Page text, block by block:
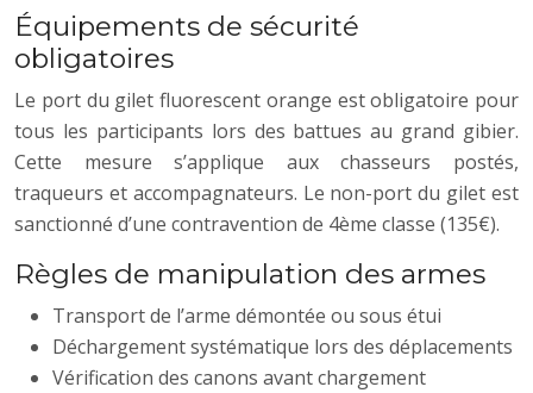
Équipements de sécurité
obligatoires
Le port du gilet fluorescent orange est obligatoire pour
tous les participants lors des battues au grand gibier.
Cette mesure s’applique aux chasseurs postés,
traqueurs et accompagnateurs. Le non-port du gilet est
sanctionné d’une contravention de 4ème classe (135€).
Règles de manipulation des armes
Transport de l’arme démontée ou sous étui
Déchargement systématique lors des déplacements
Vérification des canons avant chargement